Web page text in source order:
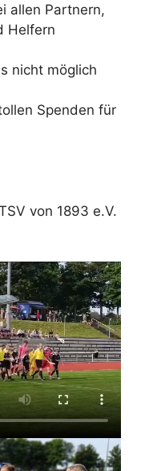
allen Partnern,
Helfern
nicht möglich
Spenden für
von 1893 e.V.